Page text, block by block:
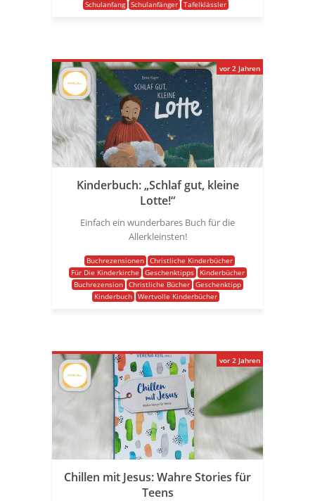
Schulanfang Schulanfänger Tafelklässler
Kinderbuch: „Schlaf gut, kleine
Lotte!“
Einfach ein wunderbares Buch für die
Allerkleinsten!
Buchrezensionen
Christliche Kinderbücher
Für Die Kinderkirche
Geschenktipps
Kinderbücher
Buchrezension Christliche Bücher Geschenktipp
Kinderbuch Wertvolle Kinderbücher
vor 2 Jahren
Chillen mit Jesus: Wahre Stories für
Teens
vor 2 Jahren